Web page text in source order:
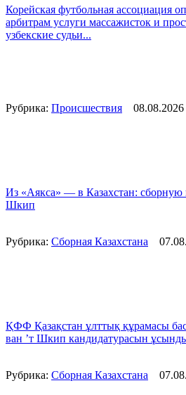
Корейская футбольная ассоциация
арбитрам услуги массажисток и
узбекские судьи...
Рубрика: Происшествия 08.08.2026
Из «Аякса» — в Казахстан: сборную
Шкип
Рубрика: Сборная Казахстана
ҚФФ Қазақстан ұлттық құрамасы
ван ’т Шкип кандидатурасын
Рубрика: Сборная Казахстана